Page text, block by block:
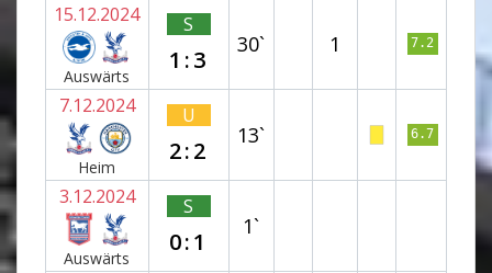
15.12.2024
Auswärts
S
1:3
30` 1 7.2
7.12.2024
Heim
U
2:2
13` 6.7
3.12.2024
Auswärts
S
0:1
1`